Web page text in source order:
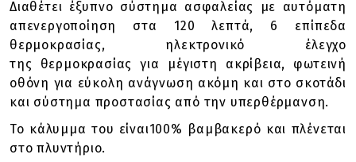
Διαθέτει έξυπνο σύστημα ασφαλείας με αυτόματη
απενεργοποίηση στα 120 λεπτά, 6 επίπεδα
θερμοκρασίας, ηλεκτρονικό έλεγχο
της θερμοκρασίας για μέγιστη ακρίβεια, φωτεινή
οθόνη για εύκολη ανάγνωση ακόμη και στο σκοτάδι
και σύστημα προστασίας από την υπερθέρμανση.
Το κάλυμμα του είναι100% βαμβακερό και πλένεται
στο πλυντήριο.